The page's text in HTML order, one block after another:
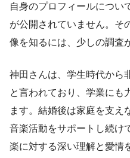
自身のプロフィールについ
が公開されていません。そ
像を知るには、少しの調査
神田さんは、学生時代から
と言われており、学業にも
ます。結婚後は家庭を支え
音楽活動をサポートし続け
楽に対する深い理解と愛情